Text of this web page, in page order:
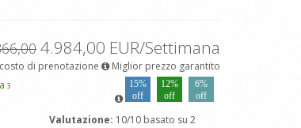
4.984,00 EUR/Settimana
di prenotazione
Miglior prezzo garantito
3
15%
off
12%
off
6%
off
Valutazione: 10/10 basato su 2